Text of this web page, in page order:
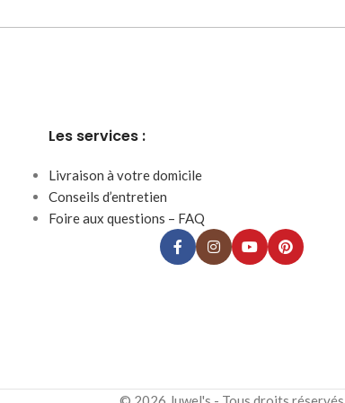
Les services :
Livraison à votre domicile
Conseils d’entretien
Foire aux questions – FAQ